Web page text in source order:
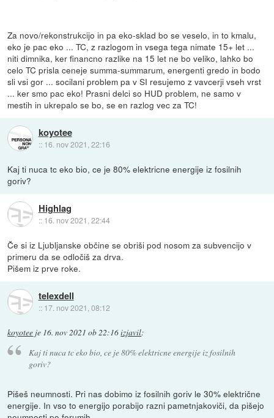
Za novo/rekonstrukcijo in pa eko-sklad bo se veselo, in to kmalu,
eko je pac eko ... TC, z razlogom in vsega tega nimate 15+ let ...
niti dimnika, ker financno razlike na 15 let ne bo veliko, lahko bo
celo TC prisla ceneje summa-summarum, energenti gredo in bodo
sli vsi gor ... socilani problem pa v SI resujemo z vavcerji vseh vrst
... ker smo pac eko! Prasni delci so HUD problem, ne samo v
mestih in ukrepalo se bo, se en razlog vec za TC!
koyotee
:: 16. nov 2021, 22:16
Kaj ti nuca tc eko bio, ce je 80% elektricne energije iz fosilnih
goriv?
Highlag
:: 16. nov 2021, 22:44
Če si iz Ljubljanske občine se obriši pod nosom za subvencijo v
primeru da se odločiš za drva.
Pišem iz prve roke.
telexdell
:: 17. nov 2021, 08:12
koyotee je 16. nov 2021 ob 22:16izjavil:
Kaj ti nuca tc eko bio, ce je 80% elektricne energije iz fosilnih
goriv?
Pišeš neumnosti. Pri nas dobimo iz fosilnih goriv le 30% električne
energije. In vso to energijo porabijo razni pametnjakoviči, da pišejo